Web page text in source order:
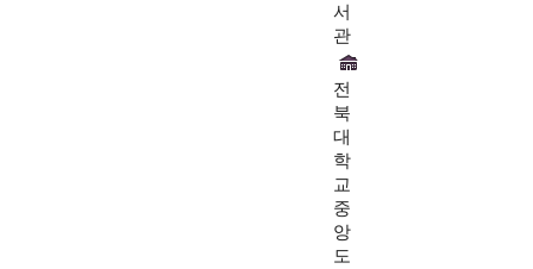
서
관
전
북
대
학
교
중
앙
도